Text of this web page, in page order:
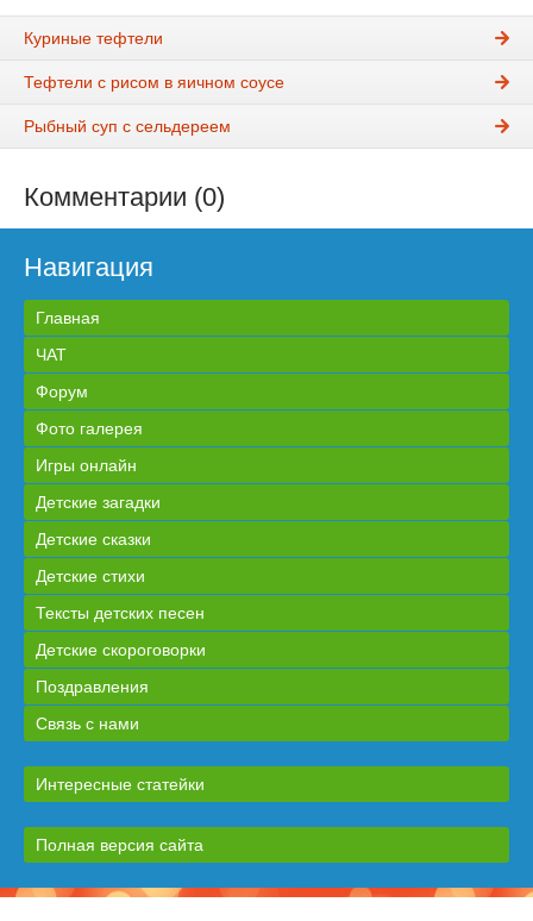
Куриные тефтели
Тефтели с рисом в яичном соусе
Рыбный суп с сельдереем
Комментарии (0)
Навигация
Главная
ЧАТ
Форум
Фото галерея
Игры онлайн
Детские загадки
Детские сказки
Детские стихи
Тексты детских песен
Детские скороговорки
Поздравления
Связь с нами
Интересные статейки
Полная версия сайта